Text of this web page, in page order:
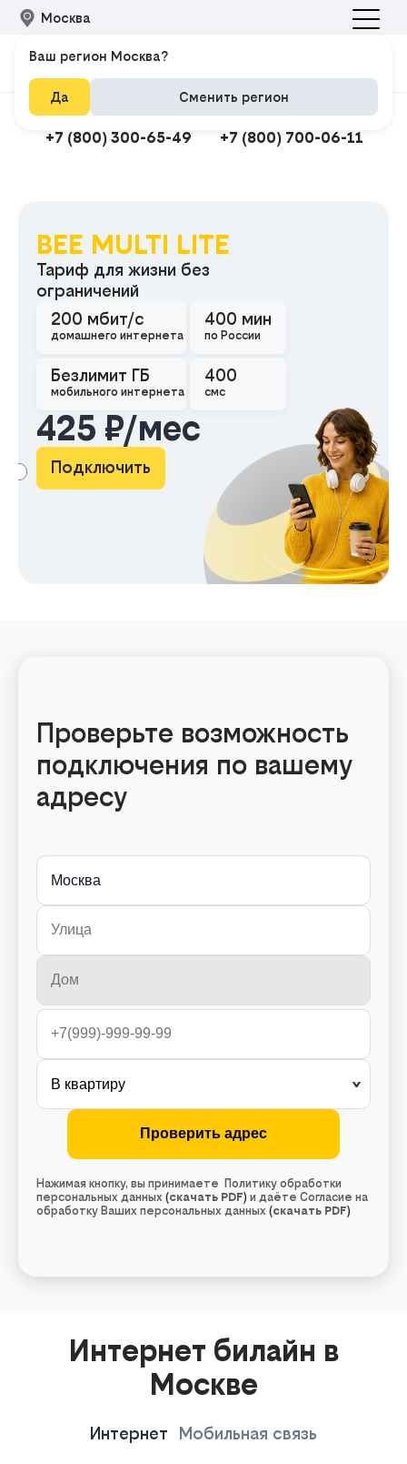
Москва
Подключить интернет
+7 (800) 300-65-49
Техподдержка
+7 (800) 700-06-11
BEE MULTI LITE
Тариф для жизни без
ограничений
200 мбит/с
домашнего интернета
Безлимит ГБ
мобильного интернета
400 мин
по России
400
смс
425 ₽/мес
Подключить
Проверьте возможность
подключения по вашему
адресу
Москва
Нажимая кнопку, вы принимаете Политику обработки
персональных данных (скачать PDF) и даёте Согласие на
обработку Ваших персональных данных (скачать PDF)
Интернет билайн в
Москве
Интернет Мобильная связь
Ваш регион Москва?
Да Сменить регион